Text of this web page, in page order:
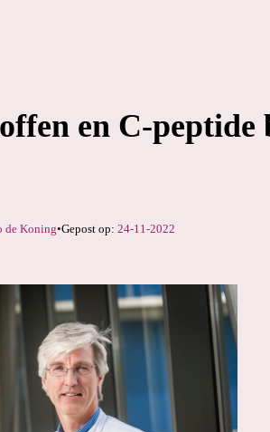
en C-peptide
de Koning 24-11-2022